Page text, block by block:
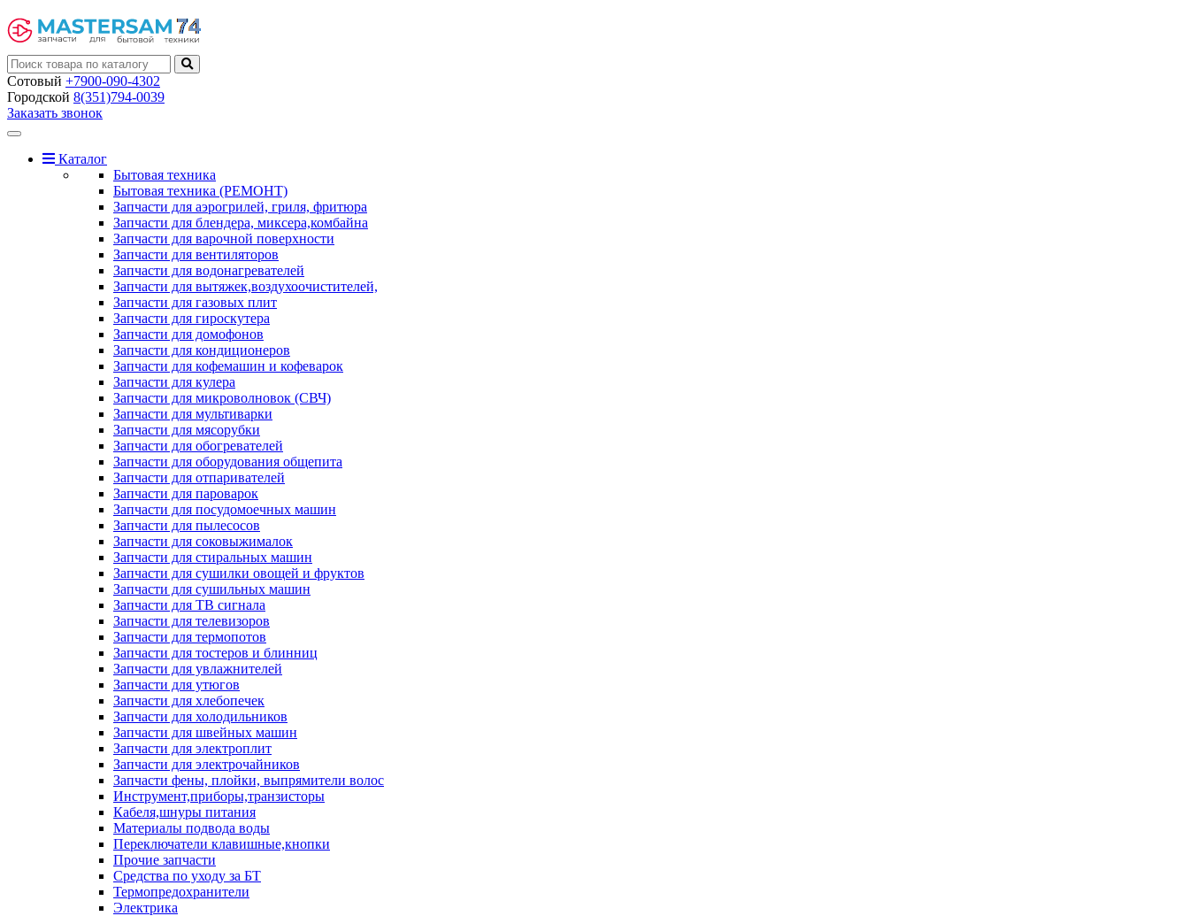
Сотовый +7900-090-4302
Городской 8(351)794-0039
Заказать звонок
Toggle
navigationКаталог
Бытовая техника
Бытовая техника (РЕМОНТ)
Запчасти для аэрогрилей, гриля, фритюра
Запчасти для блендера, миксера,комбайна
Запчасти для варочной поверхности
Запчасти для вентиляторов
Запчасти для водонагревателей
Запчасти для вытяжек,воздухоочистителей,
Запчасти для газовых плит
Запчасти для гироскутера
Запчасти для домофонов
Запчасти для кондиционеров
Запчасти для кофемашин и кофеварок
Запчасти для кулера
Запчасти для микроволновок (СВЧ)
Запчасти для мультиварки
Запчасти для мясорубки
Запчасти для обогревателей
Запчасти для оборудования общепита
Запчасти для отпаривателей
Запчасти для пароварок
Запчасти для посудомоечных машин
Запчасти для пылесосов
Запчасти для соковыжималок
Запчасти для стиральных машин
Запчасти для сушилки овощей и фруктов
Запчасти для сушильных машин
Запчасти для ТВ сигнала
Запчасти для телевизоров
Запчасти для термопотов
Запчасти для тостеров и блинниц
Запчасти для увлажнителей
Запчасти для утюгов
Запчасти для хлебопечек
Запчасти для холодильников
Запчасти для швейных машин
Запчасти для электроплит
Запчасти для электрочайников
Запчасти фены, плойки, выпрямители волос
Инструмент,приборы,транзисторы
Кабеля,шнуры питания
Материалы подвода воды
Переключатели клавишные,кнопки
Прочие запчасти
Средства по уходу за БТ
Термопредохранители
Электрика